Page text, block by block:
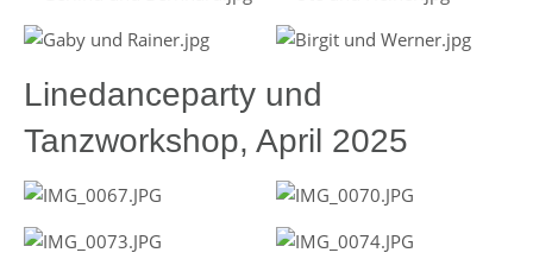
Linedanceparty und
Tanzworkshop, April 2025